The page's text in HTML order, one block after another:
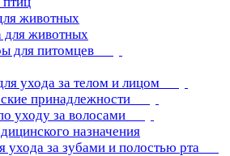
животных
для животных
для питомцев
ухода за телом и лицом
принадлежности
уходу за волосами
назначения
ухода за зубами и полостью рта